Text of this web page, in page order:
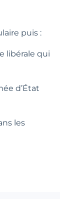
puis :
libérale qui
d’État
les